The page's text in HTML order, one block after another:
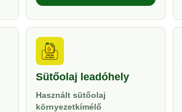
Sütőolaj leadóhely
Használt sütőolaj
környezetkímélő